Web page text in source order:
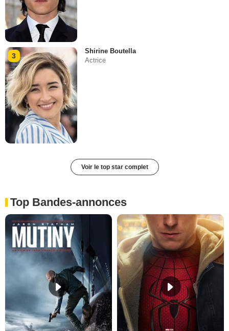
3
Shirine Boutella
Actrice
Voir le top star complet
Top Bandes-annonces